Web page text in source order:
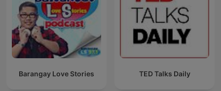
Barangay Love Stories TED Talks Daily